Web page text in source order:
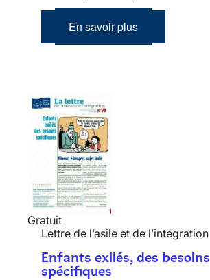
En savoir plus
Gratuit
Lettre de l’asile et de l’intégration
Enfants exilés, des besoins
spécifiques